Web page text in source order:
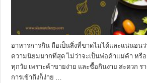
อาหารการกิน ถือเป็นสิ่งที่ขาดไม่ได้และแน่นอน
ความนิยมมากที่สุด ไม่ว่าจะเป็นพ่อค้าแม่ค้า หรื
ทุกวัย เพราะค้าขายง่าย และซื้อกินง่าย สะดวก ร
การเข้าถึงก็ง่าย …